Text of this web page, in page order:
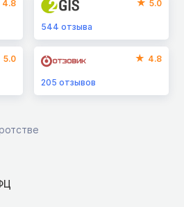
4.8 5.0
544отзыва
5.0 4.8
205отзывов